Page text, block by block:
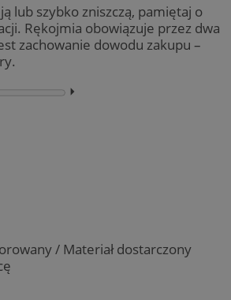
lub szybko zniszczą, pamiętaj o
Rękojmia obowiązuje przez dwa
zachowanie dowodu zakupu –
⏵︎
/ Materiał dostarczony